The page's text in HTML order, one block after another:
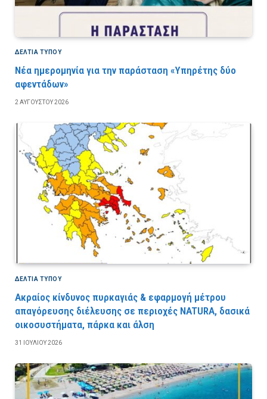
ΔΕΛΤΙΑ ΤΥΠΟΥ
Νέα ημερομηνία για την παράσταση «Υπηρέτης δύο
αφεντάδων»
2 ΑΥΓΟΎΣΤΟΥ 2026
ΔΕΛΤΙΑ ΤΥΠΟΥ
Ακραίος κίνδυνος πυρκαγιάς & εφαρμογή μέτρου
απαγόρευσης διέλευσης σε περιοχές NATURA, δασικά
οικοσυστήματα, πάρκα και άλση
31 ΙΟΥΛΊΟΥ 2026